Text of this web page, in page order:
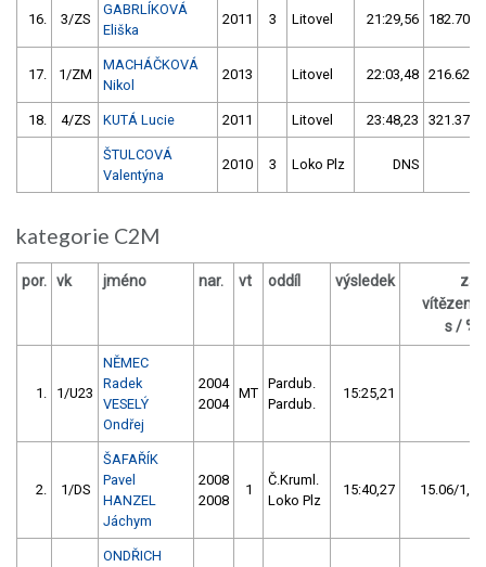
16. 3/ZS
GABRLÍKOVÁ
Eliška
2011 3 Litovel 21:29,56 182.70/
17. 1/ZM
MACHÁČKOVÁ
Nikol
2013 Litovel 22:03,48 216.62/
18. 4/ZS KUTÁ Lucie 2011 Litovel 23:48,23 321.37/
ŠTULCOVÁ
Valentýna
2010 3 Loko Plz DNS
kategorie C2M
por. vk jméno nar. vt oddíl výsledek
za
vítězem
s / %
1. 1/U23
NĚMEC
Radek
VESELÝ
Ondřej
2004
2004
MT
Pardub.
Pardub.
15:25,21
2. 1/DS
ŠAFAŘÍK
Pavel
HANZEL
Jáchym
2008
2008
1
Č.Kruml.
Loko Plz
15:40,27 15.06/1,6
ONDŘICH